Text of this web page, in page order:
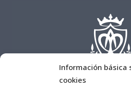
Información básica
cookies